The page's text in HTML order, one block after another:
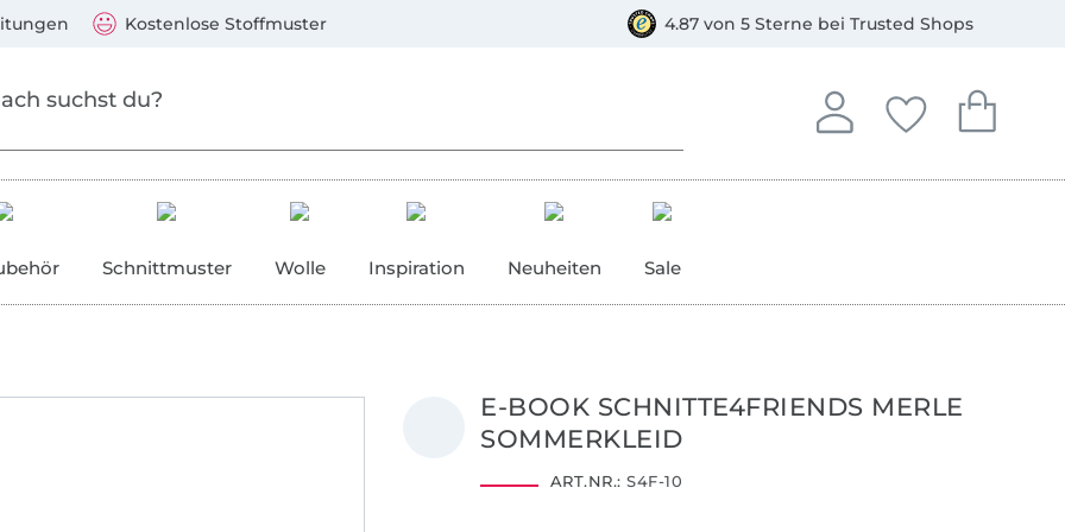
Kostenlose Stoffmuster 4.87 von 5 Sterne bei Trusted Shops
Anmelden
In deinem Konto
Deine
Du hast keine
Dein
Du hast
Schnittmuster Wolle Inspiration Neuheiten Sale
E-BOOK SCHNITTE4FRIENDS MERLE
SOMMERKLEID
ART.NR.: S4F-10
Mastercard, PayPal, Giropay, Kauf auf Rechnung, Vorkasse